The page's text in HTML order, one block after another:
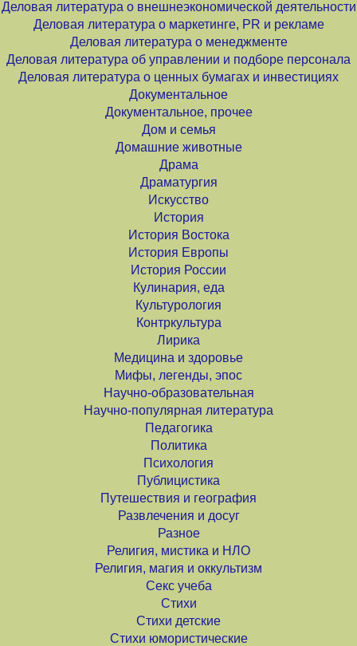
Деловая литература о внешнеэкономической деятельности
Деловая литература о маркетинге, PR и рекламе
Деловая литература о менеджменте
Деловая литература об управлении и подборе персонала
Деловая литература о ценных бумагах и инвестициях
Документальное
Документальное, прочее
Дом и семья
Домашние животные
Драма
Драматургия
Искусство
История
История Востока
История Европы
История России
Кулинария, еда
Культурология
Контркультура
Лирика
Медицина и здоровье
Мифы, легенды, эпос
Научно-образовательная
Научно-популярная литература
Педагогика
Политика
Психология
Публицистика
Путешествия и география
Развлечения и досуг
Разное
Религия, мистика и НЛО
Религия, магия и оккультизм
Секс учеба
Стихи
Стихи детские
Стихи юмористические